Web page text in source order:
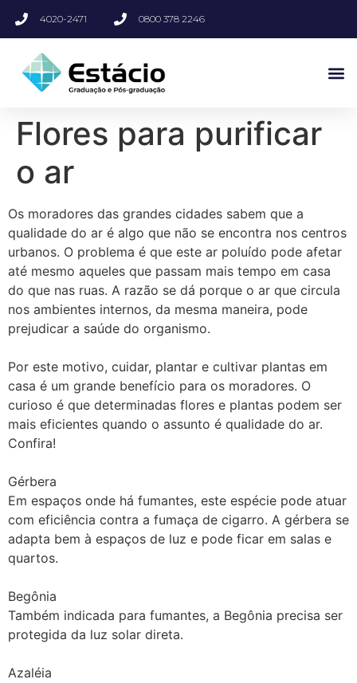
4020-2471 0800 378 2246
Flores para purificar
o ar
Os moradores das grandes cidades sabem que a
qualidade do ar é algo que não se encontra nos centros
urbanos. O problema é que este ar poluído pode afetar
até mesmo aqueles que passam mais tempo em casa
do que nas ruas. A razão se dá porque o ar que circula
nos ambientes internos, da mesma maneira, pode
prejudicar a saúde do organismo.
Por este motivo, cuidar, plantar e cultivar plantas em
casa é um grande benefício para os moradores. O
curioso é que determinadas flores e plantas podem ser
mais eficientes quando o assunto é qualidade do ar.
Confira!
Gérbera
Em espaços onde há fumantes, este espécie pode atuar
com eficiência contra a fumaça de cigarro. A gérbera se
adapta bem à espaços de luz e pode ficar em salas e
quartos.
Begônia
Também indicada para fumantes, a Begônia precisa ser
protegida da luz solar direta.
Azaléia